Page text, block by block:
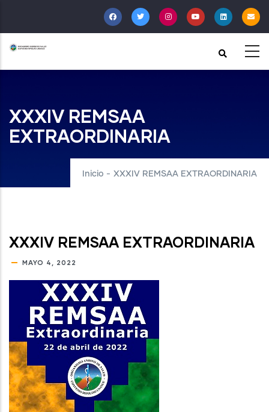
al
contenido
principal
XXXIV REMSAA
EXTRAORDINARIA
Inicio - XXXIV REMSAA EXTRAORDINARIA
XXXIV REMSAA EXTRAORDINARIA
MAYO 4, 2022